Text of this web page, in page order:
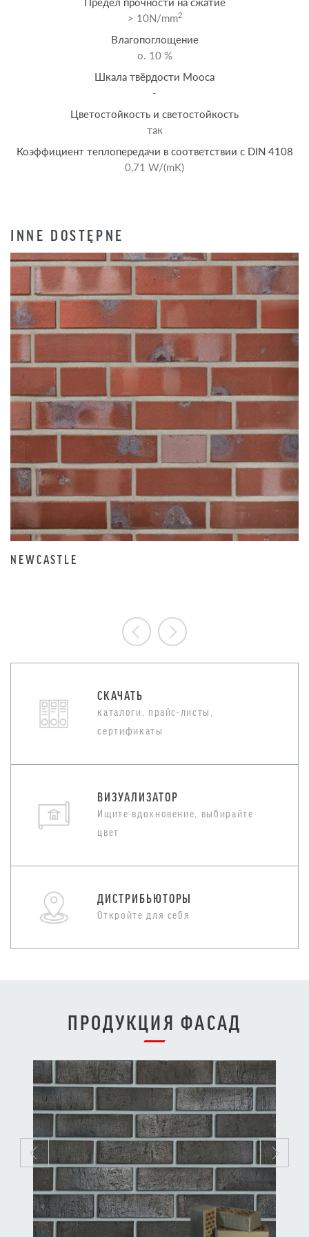
> 10N/mm2
Влагопоглощение
o. 10 %
Шкала твёрдости Мооса
-
Цветостойкость и светостойкость
так
Коэффициент теплопередачи в соответствии с DIN 4108
0,71 W/(mK)
INNE DOSTĘPNE
NEWCASTLE
СКАЧАТЬ
каталоги, прайс-листы,
сертификаты
ВИЗУАЛИЗАТОР
Ищите вдохновение, выбирайте
цвет
ДИСТРИБЬЮТОРЫ
Откройте для себя
ПРОДУКЦИЯ ФАСАД